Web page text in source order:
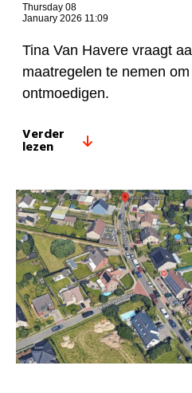
Thursday 08
January 2026 11:09
Tina Van Havere vraagt
maatregelen te nemen
ontmoedigen.
Verder
lezen